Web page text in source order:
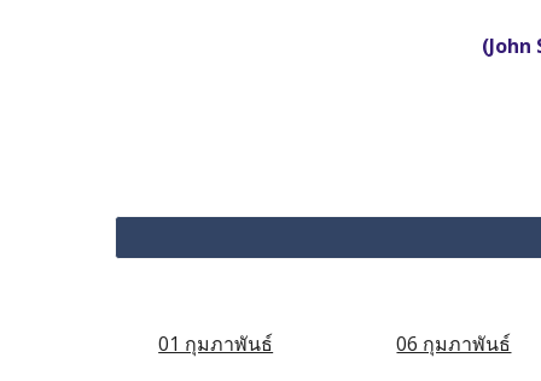
01 กุมภาพันธ์
06 กุมภาพันธ์